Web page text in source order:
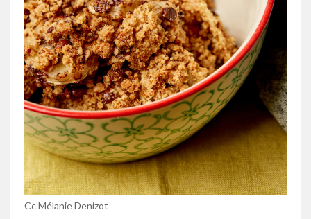
Cc Mélanie Denizot